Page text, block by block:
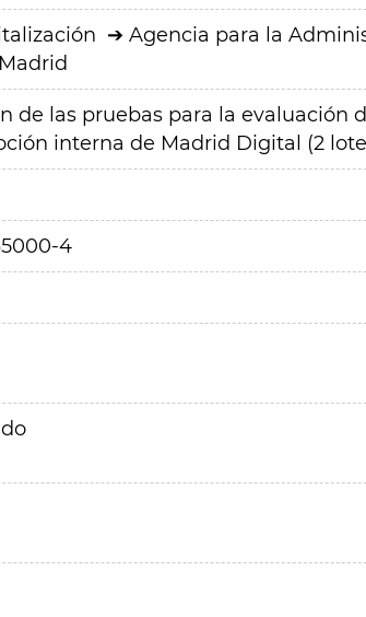
Agencia para la
de las pruebas para la evaluación
interna de Madrid Digital (2
4